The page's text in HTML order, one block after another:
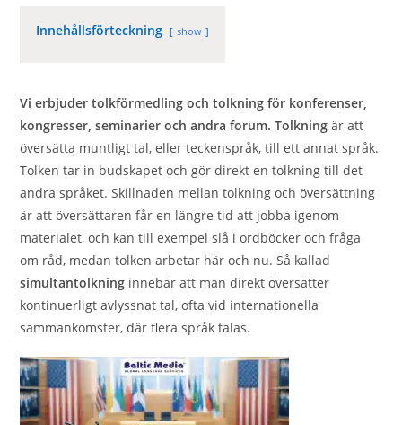
Innehållsförteckning show
Vi erbjuder tolkförmedling och tolkning för konferenser,
kongresser, seminarier och andra forum. Tolkning är att
översätta muntligt tal, eller teckenspråk, till ett annat språk.
Tolken tar in budskapet och gör direkt en tolkning till det
andra språket. Skillnaden mellan tolkning och översättning
är att översättaren får en längre tid att jobba igenom
materialet, och kan till exempel slå i ordböcker och fråga
om råd, medan tolken arbetar här och nu. Så kallad
simultantolkning innebär att man direkt översätter
kontinuerligt avlyssnat tal, ofta vid internationella
sammankomster, där flera språk talas.